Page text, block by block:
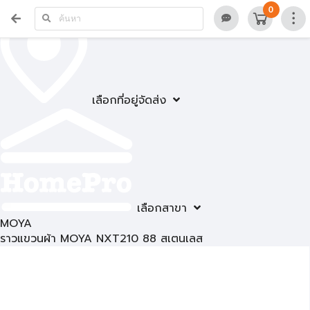
เลือกที่อยู่จัดส่ง
เลือกสาขา
0
MOYA
ราวแขวนผ้า MOYA NXT210 88 สเตนเลส